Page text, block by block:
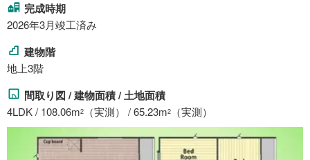
完成時期
2026年3月竣工済み
建物階
地上3階
間取り図 / 建物面積 / 土地面積
4LDK / 108.06m2 （実測） / 65.23m2 （実測）